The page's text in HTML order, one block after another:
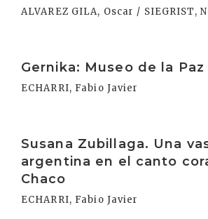
ALVAREZ GILA, Oscar / SIEGRIST,
Gernika: Museo de la Paz
ECHARRI, Fabio Javier
Susana Zubillaga. Una
argentina en el canto
Chaco
ECHARRI, Fabio Javier